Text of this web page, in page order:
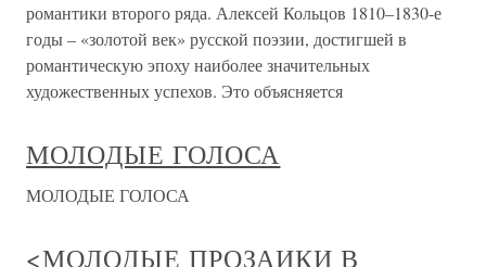
романтики второго ряда. Алексей Кольцов 1810–1830-е
годы – «золотой век» русской поэзии, достигшей в
романтическую эпоху наиболее значительных
художественных успехов. Это объясняется
МОЛОДЫЕ ГОЛОСА
МОЛОДЫЕ ГОЛОСА
<МОЛОДЫЕ ПРОЗАИКИ В